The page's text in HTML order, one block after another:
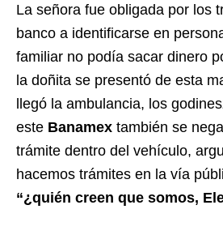
La señora fue obligada por los
banco a identificarse en
familiar no podía sacar dinero
la doñita se presentó de esta
llegó la ambulancia, los
este Banamex también se
trámite dentro del vehículo,
hacemos trámites en la vía
“¿quién creen que somos,